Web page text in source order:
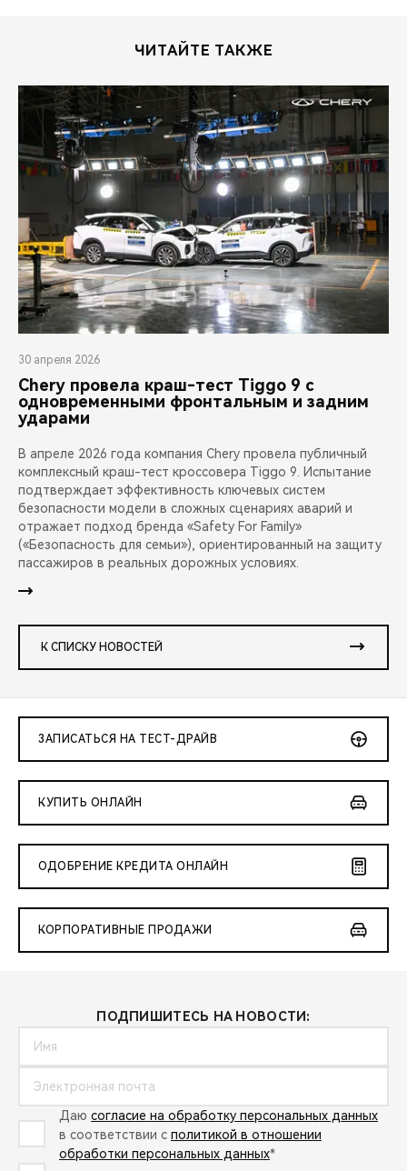
ЧИТАЙТЕ ТАКЖЕ
30 апреля 2026
Chery провела краш-тест Tiggo 9 с
одновременными фронтальным и задним
ударами
В апреле 2026 года компания Chery провела публичный
комплексный краш-тест кроссовера Tiggo 9. Испытание
подтверждает эффективность ключевых систем
безопасности модели в сложных сценариях аварий и
отражает подход бренда «Safety For Family»
(«Безопасность для семьи»), ориентированный на защиту
пассажиров в реальных дорожных условиях.
К СПИСКУ НОВОСТЕЙ
ЗАПИСАТЬСЯ НА ТЕСТ-ДРАЙВ
КУПИТЬ ОНЛАЙН
ОДОБРЕНИЕ КРЕДИТА ОНЛАЙН
КОРПОРАТИВНЫЕ ПРОДАЖИ
ПОДПИШИТЕСЬ НА НОВОСТИ:
Даю согласие на обработку персональных данных
в соответствии с политикой в отношении
обработки персональных данных*